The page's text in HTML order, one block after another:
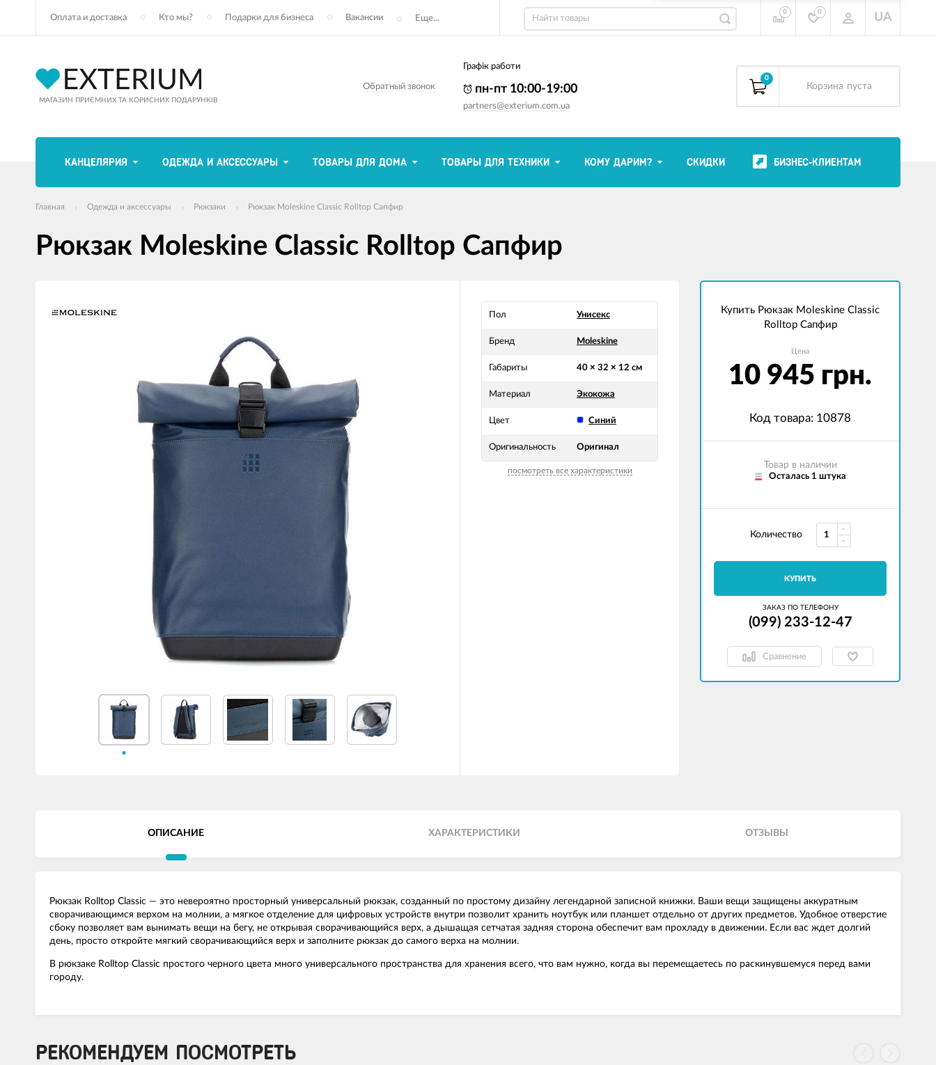
Оплата и доставка Кто мы? Подарки для бизнеса Вакансии Еще...
0 0 UA
МАГАЗИН ПРИЄМНИХ ТА КОРИСНИХ ПОДАРУНКІВ
Обратный звонок
Графік работи
пн-пт 10:00-19:00
partners@exterium.com.ua
0
Корзина пуста
КАНЦЕЛЯРИЯ ОДЕЖДА И АКСЕССУАРЫ ТОВАРЫ ДЛЯ ДОМА ТОВАРЫ ДЛЯ ТЕХНИКИ КОМУ ДАРИМ? СКИДКИ БИЗНЕС-КЛИЕНТАМ
Главная Одежда и аксессуары Рюкзаки Рюкзак Moleskine Classic Rolltop Сапфир
Рюкзак Moleskine Classic Rolltop Сапфир
Пол Унисекс
Бренд Moleskine
Габариты 40 × 32 × 12 см
Материал Экокожа
Цвет Синий
Оригинальность Оригинал
посмотреть все характеристики
Купить Рюкзак Moleskine Classic
Rolltop Сапфир
Цена
10 945 грн.
Код товара: 10878
Товар в наличии
Осталась 1 штука
Количество
КУПИТЬ
ЗАКАЗ ПО ТЕЛЕФОНУ
(099) 233-12-47
Сравнение
ОПИСАНИЕ ХАРАКТЕРИСТИКИ ОТЗЫВЫ
Рюкзак Rolltop Classic — это невероятно просторный универсальный рюкзак, созданный по простому дизайну легендарной записной книжки. Ваши вещи защищены аккуратным
сворачивающимся верхом на молнии, а мягкое отделение для цифровых устройств внутри позволит хранить ноутбук или планшет отдельно от других предметов. Удобное отверстие
сбоку позволяет вам вынимать вещи на бегу, не открывая сворачивающийся верх, а дышащая сетчатая задняя сторона обеспечит вам прохладу в движении. Если вас ждет долгий
день, просто откройте мягкий сворачивающийся верх и заполните рюкзак до самого верха на молнии.
В рюкзаке Rolltop Classic простого черного цвета много универсального пространства для хранения всего, что вам нужно, когда вы перемещаетесь по раскинувшемуся перед вами
городу.
РЕКОМЕНДУЕМ ПОСМОТРЕТЬ